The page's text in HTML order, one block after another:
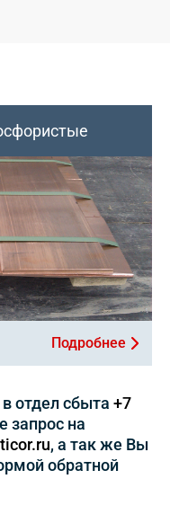
Подробнее
отдел сбыта +7
запрос на
, а так же Вы
обратной